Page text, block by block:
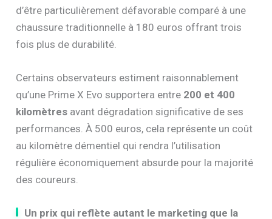
d’être particulièrement défavorable comparé à une
chaussure traditionnelle à 180 euros offrant trois
fois plus de durabilité.
Certains observateurs estiment raisonnablement
qu’une Prime X Evo supportera entre 200 et 400
kilomètres avant dégradation significative de ses
performances. À 500 euros, cela représente un coût
au kilomètre démentiel qui rendra l’utilisation
régulière économiquement absurde pour la majorité
des coureurs.
Un prix qui reflète autant le marketing que la